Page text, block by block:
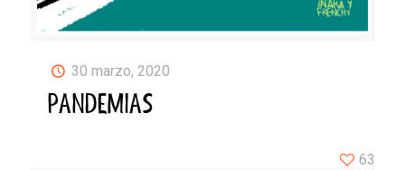
30 marzo, 2020
PANDEMIAS
63